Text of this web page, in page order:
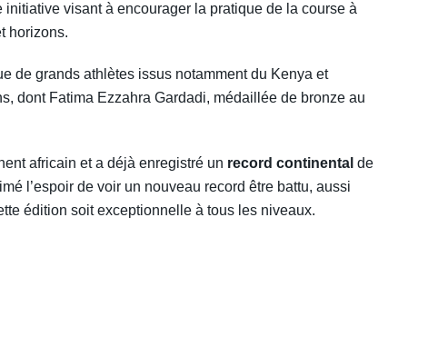
initiative visant à encourager la pratique de la course à
horizons.
de grands athlètes issus notamment du Kenya et
dont Fatima Ezzahra Gardadi, médaillée de bronze au
africain et a déjà enregistré un record continental de
l’espoir de voir un nouveau record être battu, aussi
édition soit exceptionnelle à tous les niveaux.